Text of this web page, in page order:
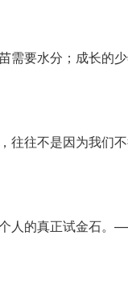
需要水分；成长的少
往往不是因为我们
人的真正试金石。